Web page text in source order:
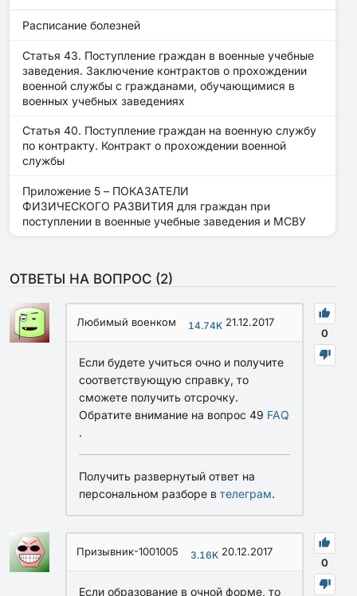
Расписание болезней
Статья 43. Поступление граждан в военные учебные
заведения. Заключение контрактов о прохождении
военной службы с гражданами, обучающимися в
военных учебных заведениях
Статья 40. Поступление граждан на военную службу
по контракту. Контракт о прохождении военной
службы
Приложение 5 – ПОКАЗАТЕЛИ
ФИЗИЧЕСКОГО РАЗВИТИЯ для граждан при
поступлении в военные учебные заведения и МСВУ
ОТВЕТЫ НА ВОПРОС (2)
0
Любимый военком 14.74K 21.12.2017
Если будете учиться очно и получите
соответствующую справку, то
сможете получить отсрочку.
Обратите внимание на вопрос 49 FAQ
.
Получить развернутый ответ на
персональном разборе в телеграм.
0
Призывник-1001005 3.16K 20.12.2017
Если образование в очной форме, то